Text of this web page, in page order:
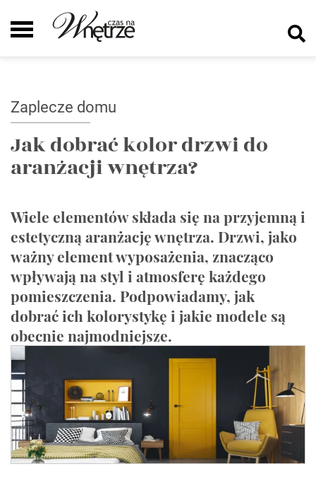
Zaplecze domu
Jak dobrać kolor drzwi do
aranżacji wnętrza?
Wiele elementów składa się na przyjemną i
estetyczną aranżację wnętrza. Drzwi, jako
ważny element wyposażenia, znacząco
wpływają na styl i atmosferę każdego
pomieszczenia. Podpowiadamy, jak
dobrać ich kolorystykę i jakie modele są
obecnie najmodniejsze.